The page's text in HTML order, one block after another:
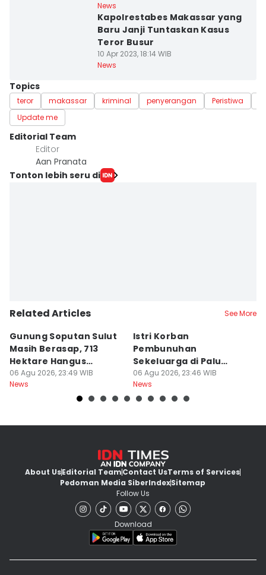
News
Kapolrestabes Makassar yang
Baru Janji Tuntaskan Kasus
Teror Busur
10 Apr 2023, 18:14 WIB
News
Topics
teror makassar kriminal penyerangan Peristiwa
Update me
Editorial Team
Editor
Aan Pranata
Tonton lebih seru di
Related Articles See More
Gunung Soputan Sulut
Masih Berasap, 713
Hektare Hangus
Terbakar
06 Agu 2026, 23:49 WIB
News
Istri Korban
Pembunuhan
Sekeluarga di Palu
Meninggal di Rumah
Sakit
06 Agu 2026, 23:46 WIB
News
About UsEditorial TeamContact UsTerms of Services
Pedoman Media SiberIndexSitemap
Follow Us
Download